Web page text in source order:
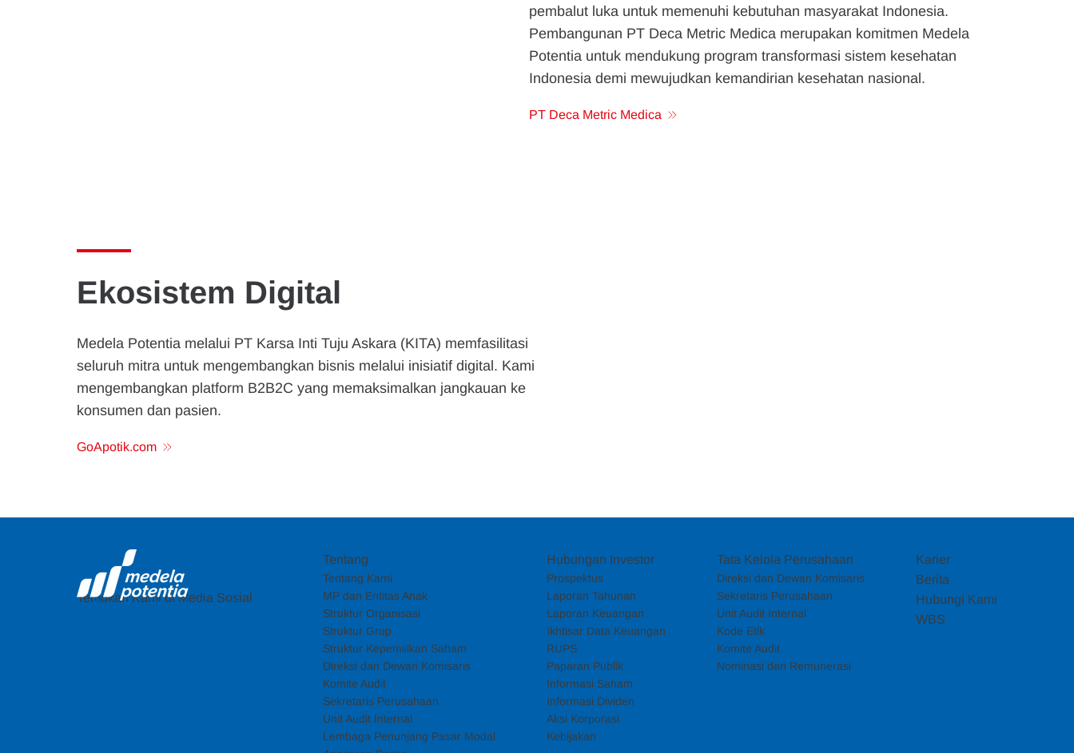
pembalut luka untuk memenuhi kebutuhan masyarakat Indonesia.
Pembangunan PT Deca Metric Medica merupakan komitmen Medela
Potentia untuk mendukung program transformasi sistem kesehatan
Indonesia demi mewujudkan kemandirian kesehatan nasional.
PT Deca Metric Medica
GoApotik.com
Medela Potentia melalui PT Karsa Inti Tuju Askara (KITA) memfasilitasi
seluruh mitra untuk mengembangkan bisnis melalui inisiatif digital. Kami
mengembangkan platform B2B2C yang memaksimalkan jangkauan ke
konsumen dan pasien.
Ekosistem Digital
Karier
Berita
Hubungi Kami
WBS
Direksi dan Dewan Komisaris
Sekretaris Perusahaan
Unit Audit Internal
Kode Etik
Komite Audit
Nominasi dan Remunerasi
Tata Kelola Perusahaan
Prospektus
Laporan Tahunan
Laporan Keuangan
Ikhtisar Data Keuangan
RUPS
Paparan Publik
Informasi Saham
Informasi Dividen
Aksi Korporasi
Kebijakan
Hubungan Investor
Tentang Kami
MP dan Entitas Anak
Struktur Organisasi
Struktur Grup
Struktur Kepemilikan Saham
Direksi dan Dewan Komisaris
Komite Audit
Sekretaris Perusahaan
Unit Audit Internal
Lembaga Penunjang Pasar Modal
Tentang
Temukan Kami di Media Sosial